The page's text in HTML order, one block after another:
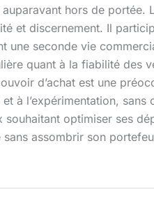
auparavant hors de portée.
et discernement. Il
une seconde vie
quant à la fiabilité des
d’achat est une
et à l’expérimentation,
souhaitant optimiser ses
sans assombrir son